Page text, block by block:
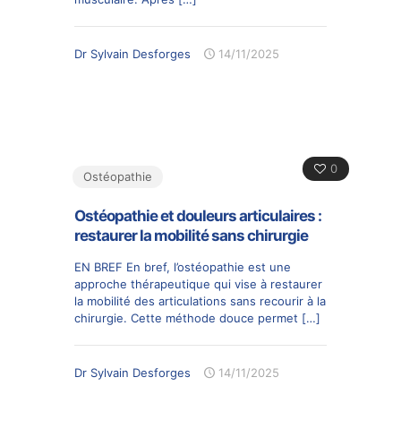
Dr Sylvain Desforges 14/11/2025
0
Ostéopathie
Ostéopathie et douleurs articulaires :
restaurer la mobilité sans chirurgie
EN BREF En bref, l’ostéopathie est une
approche thérapeutique qui vise à restaurer
la mobilité des articulations sans recourir à la
chirurgie. Cette méthode douce permet […]
Dr Sylvain Desforges 14/11/2025